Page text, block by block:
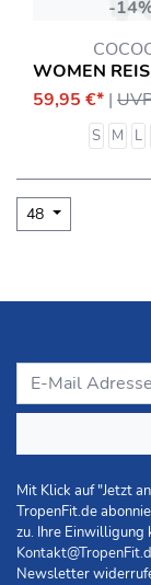
-
59,95 €* |
S M L
48
Mit Klick auf "Jetzt
TropenFit.de
zu. Ihre Einwilligung
Newsletter